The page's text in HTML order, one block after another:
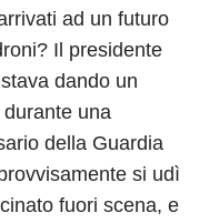
ad un futuro
Il presidente
dando un
una
della Guardia
si udì
fuori scena, e